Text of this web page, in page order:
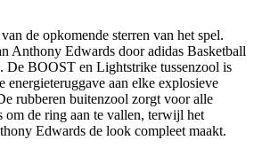
de opkomende sterren van het spel.
Anthony Edwards door adidas Basketball
De BOOST en Lightstrike tussenzool is
energieteruggave aan elke explosieve
rubberen buitenzool zorgt voor alle
om de ring aan te vallen, terwijl het
Edwards de look compleet maakt.